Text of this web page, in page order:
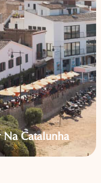
Na Catalunha